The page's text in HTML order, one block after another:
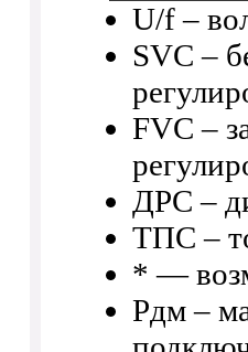
U/f –
SVC –
FVC –
ДРС –
ТПС –
* —
Pдм –